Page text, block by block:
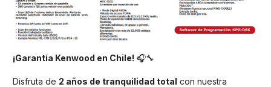
¡Garantía Kenwood en Chile! 🎧🔧
Disfruta de 2 años de tranquilidad total con nuestra